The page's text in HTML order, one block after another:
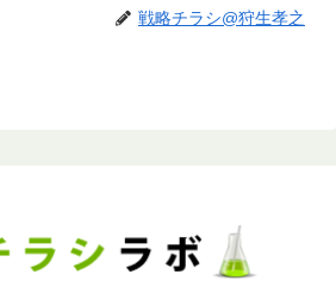
戦略チラシ@狩生孝之